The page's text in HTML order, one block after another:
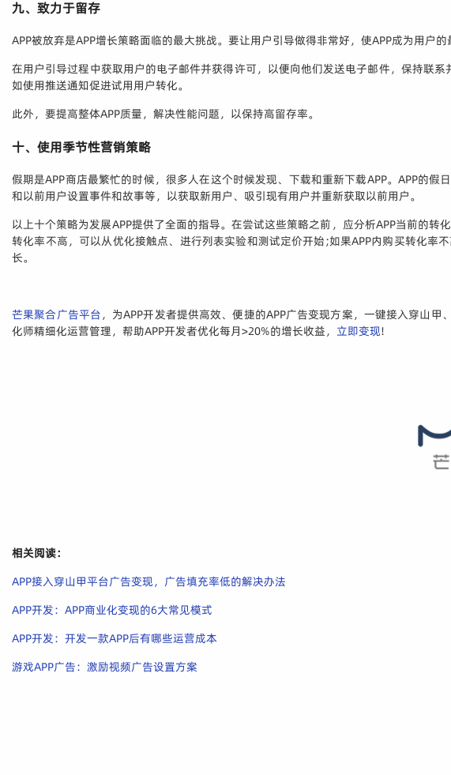
九、致力于留存
APP被放弃是APP增长策略面临的最大挑战。要让用户引导做得非常好，使APP成为用户的
在用户引导过程中获取用户的电子邮件并获得许可，以便向他们发送电子邮件，保持联
如使用推送通知促进试用用户转化。
此外，要提高整体APP质量，解决性能问题，以保持高留存率。
十、使用季节性营销策略
假期是APP商店最繁忙的时候，很多人在这个时候发现、下载和重新下载APP。APP的
和以前用户设置事件和故事等，以获取新用户、吸引现有用户并重新获取以前用户。
以上十个策略为发展APP提供了全面的指导。在尝试这些策略之前，应分析APP当前的
转化率不高，可以从优化接触点、进行列表实验和测试定价开始;如果APP内购买转化
长。
芒果聚合广告平台，为APP开发者提供高效、便捷的APP广告变现方案，一键接入穿山
化师精细化运营管理，帮助APP开发者优化每月>20%的增长收益， 立即变现!
相关阅读：
APP接入穿山甲平台广告变现，广告填充率低的解决办法
APP开发：APP商业化变现的6大常见模式
APP开发：开发一款APP后有哪些运营成本
游戏APP广告：激励视频广告设置方案